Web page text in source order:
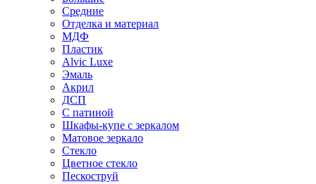
Средние
Отделка и материал
МДФ
Пластик
Alvic Luxe
Эмаль
Акрил
ДСП
С патиной
Шкафы-купе с зеркалом
Матовое зеркало
Стекло
Цветное стекло
Пескоструй